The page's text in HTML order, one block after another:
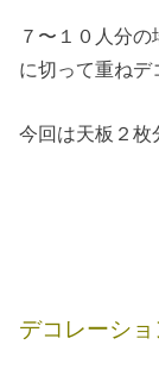
７〜１０人分
に切って重ねデ
今回は天板２枚
デコレーショ